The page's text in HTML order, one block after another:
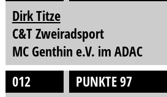
Dirk Titze
C&T Zweiradsport
MC Genthin e.V. im ADAC
012
PUNKTE 97